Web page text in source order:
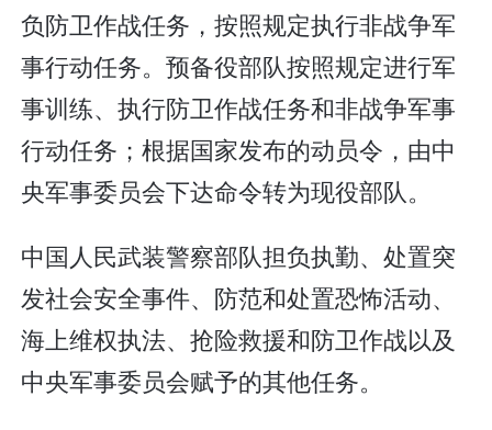
负防卫作战任务，按照规定执行非战争军
事行动任务。预备役部队按照规定进行军
事训练、执行防卫作战任务和非战争军事
行动任务；根据国家发布的动员令，由中
央军事委员会下达命令转为现役部队。
中国人民武装警察部队担负执勤、处置突
发社会安全事件、防范和处置恐怖活动、
海上维权执法、抢险救援和防卫作战以及
中央军事委员会赋予的其他任务。